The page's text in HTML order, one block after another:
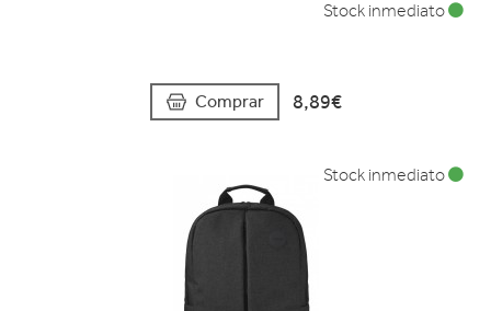
Comprar 8,89€
Stock inmediato
Stock inmediato